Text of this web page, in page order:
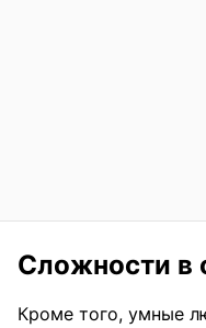
Сложности в
Кроме того, умные